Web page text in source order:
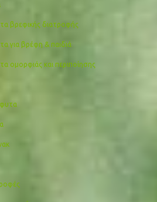
βρεφικής διατροφής
για βρέφη & παιδιά
ομορφιάς και περιποίησης